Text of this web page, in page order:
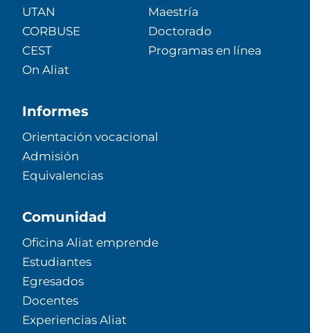
UTAN
CORBUSE
CEST
On Aliat
Maestría
Doctorado
Programas en línea
Informes
Orientación vocacional
Admisión
Equivalencias
Comunidad
Oficina Aliat emprende
Estudiantes
Egresados
Docentes
Experiencias Aliat